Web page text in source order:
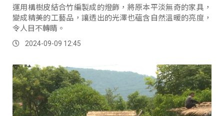
運用構樹皮結合竹編製成的燈飾，將原本平淡無奇的家具，
變成精美的工藝品，讓透出的光澤也蘊含自然溫暖的亮度，
令人目不轉睛。
2024-09-09 12:45